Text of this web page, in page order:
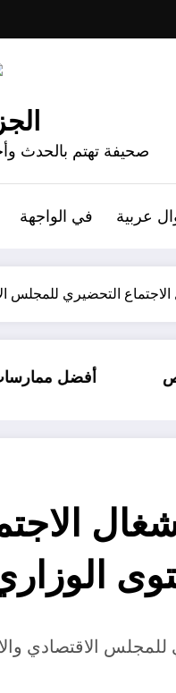
صحيفة تهتم بالحدث
عربية في الواجهة
الاجتماع التحضيري
أفضل ممارسات التدريب
أشغال
للمجلس الاقتصادي